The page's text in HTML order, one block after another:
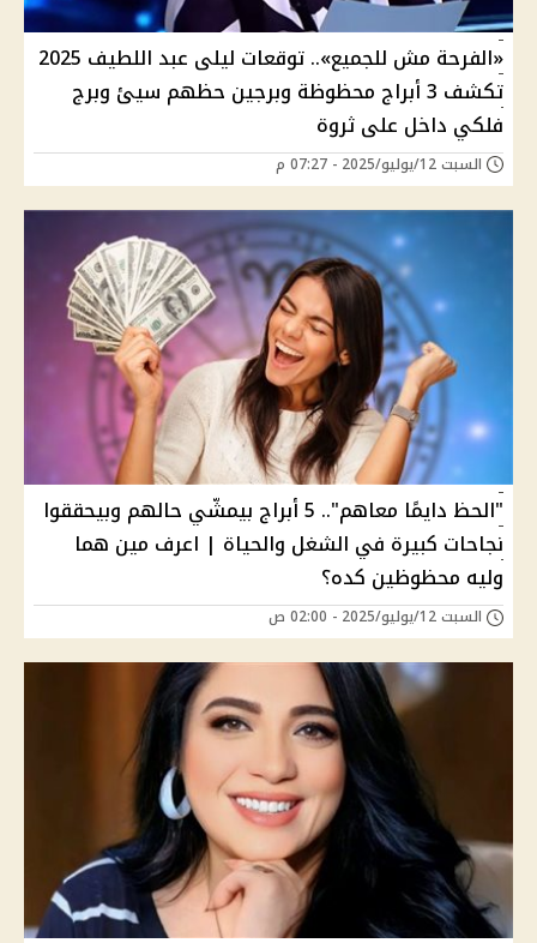
«الفرحة مش للجميع».. توقعات ليلى عبد اللطيف 2025
تكشف 3 أبراج محظوظة وبرجين حظهم سيئ وبرج
فلكي داخل على ثروة
السبت 12/يوليو/2025 - 07:27 م
"الحظ دايمًا معاهم".. 5 أبراج بيمشّي حالهم وبيحققوا
نجاحات كبيرة في الشغل والحياة | اعرف مين هما
وليه محظوظين كده؟
السبت 12/يوليو/2025 - 02:00 ص